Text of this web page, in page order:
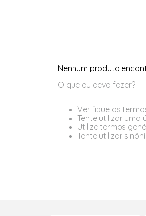
Nenhum produto
O que eu devo fazer?
Verifique os
Tente utilizar uma
Utilize termos
Tente utilizar